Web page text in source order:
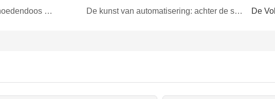
Van venster naar stijl: de kartonnen hoedendoos met open raam De kunst van automatisering: achter de schermen van het vouwen van kaartendozen De